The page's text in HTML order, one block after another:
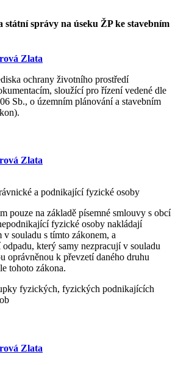
státní správy na úseku ŽP ke stavebním
Zlata
ochrany životního prostředí
sloužící pro řízení vedené dle
Sb., o územním plánování a stavebním
Zlata
a podnikající fyzické osoby
pouze na základě písemné smlouvy s obcí
fyzické osoby nakládají
v souladu s tímto zákonem, a
který samy nezpracují v souladu
oprávněnou k převzetí daného druhu
tohoto zákona.
fyzických, fyzických podnikajících
Zlata